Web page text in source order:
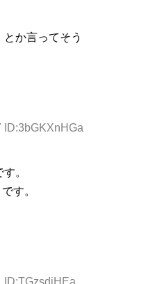
か言ってそう
ID:3bGKXnHGa
。
す。